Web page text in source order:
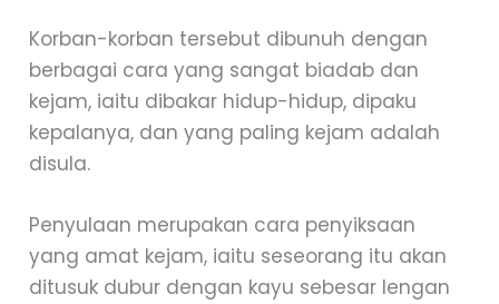
Korban-korban tersebut dibunuh dengan
berbagai cara yang sangat biadab dan
kejam, iaitu dibakar hidup-hidup, dipaku
kepalanya, dan yang paling kejam adalah
disula.
Penyulaan merupakan cara penyiksaan
yang amat kejam, iaitu seseorang itu akan
ditusuk dubur dengan kayu sebesar lengan